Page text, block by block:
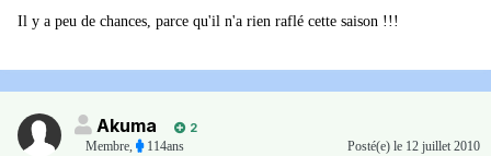
Il y a peu de chances, parce qu'il n'a rien raflé cette saison !!!
Akuma
2
Membre, 114ans Posté(e) le 12 juillet 2010